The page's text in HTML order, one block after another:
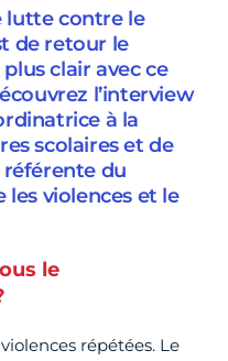
lutte contre le
de retour le
clair avec ce
l’interview
à la
scolaires et de
référente du
violences et le
le
répétées. Le